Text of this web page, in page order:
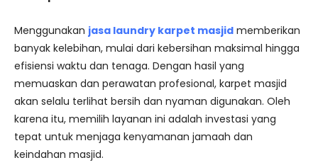
Menggunakan jasa laundry karpet masjid memberikan
banyak kelebihan, mulai dari kebersihan maksimal hingga
efisiensi waktu dan tenaga. Dengan hasil yang
memuaskan dan perawatan profesional, karpet masjid
akan selalu terlihat bersih dan nyaman digunakan. Oleh
karena itu, memilih layanan ini adalah investasi yang
tepat untuk menjaga kenyamanan jamaah dan
keindahan masjid.